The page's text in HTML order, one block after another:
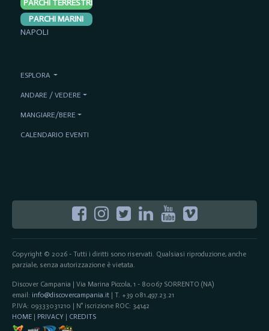
Copyright © 2026 - Tutti i diritti sono riservati. Qualsiasi riproduzione, anche
parziale, senza autorizzazione è vietata.
Discover Campania | Via Marina Piccola, 1 - 80067 SORRENTO (NA)
email: info@discovercampania.it| T. +39 081.497.23.21
P.IVA: 09333031210 | N° iscrizione ROC: 34142
HOME| PRIVACY | CREDITS
PARCHI TERRESTRI
PARCHI MARINI
NAPOLI
ESPLORA
ANDARE / VEDERE
MANGIARE/BERE
CALENDARIO EVENTI